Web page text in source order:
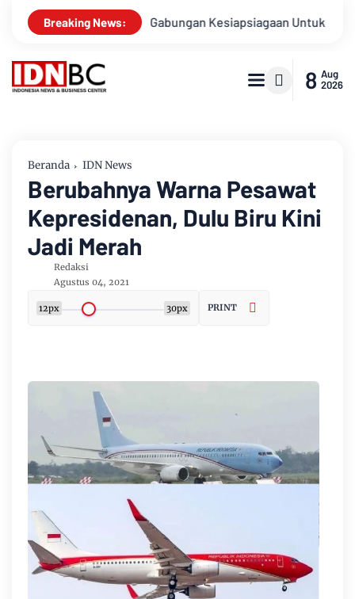
Breaking News:
Gabungan Kesiapsiagaan Untuk Menanggulangi Bencana
8 Aug
2026
Beranda IDN News
Berubahnya Warna Pesawat
Kepresidenan, Dulu Biru Kini
Jadi Merah
Redaksi
Agustus 04, 2021
12px 30px PRINT